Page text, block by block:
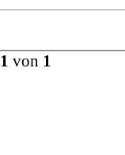
1 von 1